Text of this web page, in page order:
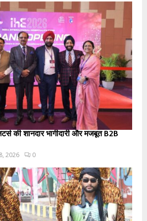
की शानदार भागीदारी और मजबूत B2B
2026 0